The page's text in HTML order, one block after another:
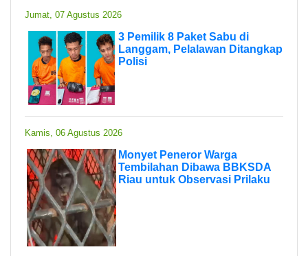
Jumat, 07 Agustus 2026
3 Pemilik 8 Paket Sabu di
Langgam, Pelalawan Ditangkap
Polisi
Kamis, 06 Agustus 2026
Monyet Peneror Warga
Tembilahan Dibawa BBKSDA
Riau untuk Observasi Prilaku